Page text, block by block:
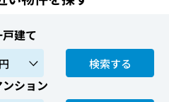
建て
検索する
ション